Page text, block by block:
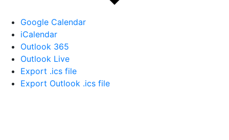
Google Calendar
iCalendar
Outlook 365
Outlook Live
Export .ics file
Export Outlook .ics file